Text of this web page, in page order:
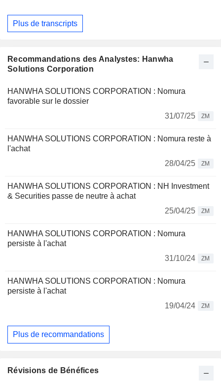
Plus de transcripts
Recommandations des Analystes: Hanwha
Solutions Corporation
HANWHA SOLUTIONS CORPORATION : Nomura
favorable sur le dossier
31/07/25
ZM
HANWHA SOLUTIONS CORPORATION : Nomura reste à
l'achat
28/04/25
ZM
HANWHA SOLUTIONS CORPORATION : NH Investment
& Securities passe de neutre à achat
25/04/25
ZM
HANWHA SOLUTIONS CORPORATION : Nomura
persiste à l'achat
31/10/24
ZM
HANWHA SOLUTIONS CORPORATION : Nomura
persiste à l'achat
19/04/24
ZM
Plus de recommandations
Révisions de Bénéfices